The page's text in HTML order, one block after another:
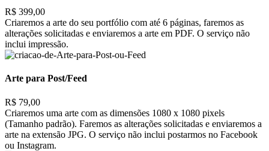
R$ 399,00
Criaremos a arte do seu portfólio com até 6 páginas, faremos as
alterações solicitadas e enviaremos a arte em PDF. O serviço não
inclui impressão.
Arte para Post/Feed
R$ 79,00
Criaremos uma arte com as dimensões 1080 x 1080 pixels
(Tamanho padrão). Faremos as alterações solicitadas e enviaremos a
arte na extensão JPG. O serviço não inclui postarmos no Facebook
ou Instagram.